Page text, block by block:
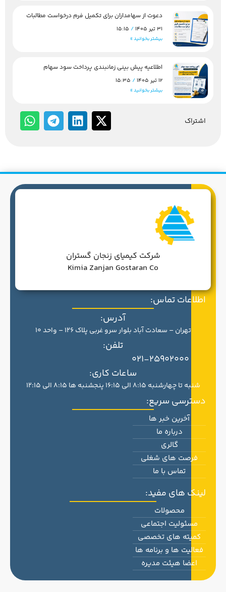
اشتراک
دعوت از سهامداران برای تکمیل فرم درخواست مطالبات
31 تیر 1405
بیشتر بخوانید »
اطلاعیه پیش بینی زمانبندی پرداخت سود سهام
12 تیر 1405
بیشتر بخوانید »
اطلاعات تماس:
آدرس:
تهران – سعادت آباد بلوار سرو غربی پلاک 126 – واحد 10
تلفن:
021-25902000
ساعات کاری:
شنبه تا چهارشنبه 8:15 الی 16:15 پنجشنبه ها 8:15 الی 12:15
دسترسی سریع:
آخرین خبر ها
درباره ما
گالری
فرصت های شغلی
تماس با ما
لینک های مفید:
محصولات
مسئولیت اجتماعی
کمیته های تخصصی
فعالیت ها و برنامه ها
اعضا هیئت مدیره
شرکت کیمیای زنجان گستران
Kimia Zanjan Gostaran Co